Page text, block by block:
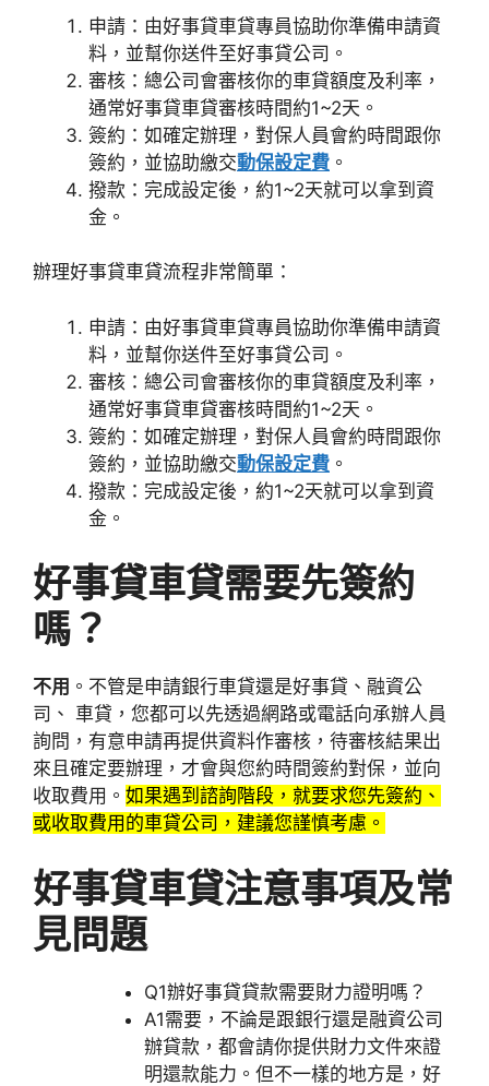
申請：由好事貸車貸專員協助你準備申請資
料，並幫你送件至好事貸公司。
審核：總公司會審核你的車貸額度及利率，
通常好事貸車貸審核時間約1~2天。
簽約：如確定辦理，對保人員會約時間跟你
簽約，並協助繳交動保設定費 。
撥款：完成設定後，約1~2天就可以拿到資
金。
辦理好事貸車貸流程非常簡單：
申請：由好事貸車貸專員協助你準備申請資
料，並幫你送件至好事貸公司。
審核：總公司會審核你的車貸額度及利率，
通常好事貸車貸審核時間約1~2天。
簽約：如確定辦理，對保人員會約時間跟你
簽約，並協助繳交動保設定費 。
撥款：完成設定後，約1~2天就可以拿到資
金。
好事貸車貸需要先簽約
嗎？
不用 。不管是申請銀行車貸還是好事貸、融資公
司、 車貸，您都可以先透過網路或電話向承辦人員
詢問，有意申請再提供資料作審核，待審核結果出
來且確定要辦理，才會與您約時間簽約對保，並向
收取費用。 如果遇到諮詢階段，就要求您先簽約、
或收取費用的車貸公司，建議您謹慎考慮。
好事貸車貸注意事項及常
見問題
Q1辦好事貸貸款需要財力證明嗎？
A1需要，不論是跟銀行還是融資公司
辦貸款，都會請你提供財力文件來證
明還款能力。但不一樣的地方是，好